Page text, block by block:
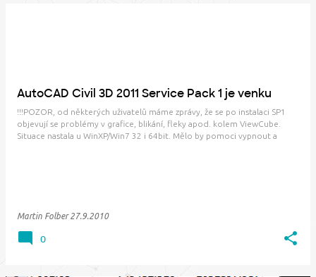
AutoCAD Civil 3D 2011 Service Pack 1 je venku
!!!POZOR, od některých uživatelů máme zprávy, že se po instalaci SP1
objevují se problémy v grafice, blikání, fleky apod. kolem ViewCube.
Situace nastala u WinXP/Win7 32 i 64bit. Mělo by pomoci vypnout a
Martin Folber 27.9.2010
0